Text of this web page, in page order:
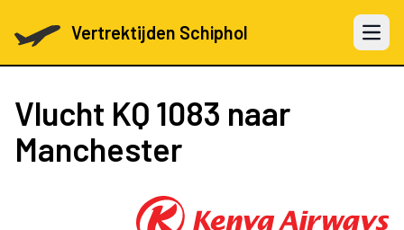
Vertrektijden Schiphol Open
Vlucht KQ 1083 naar
Manchester